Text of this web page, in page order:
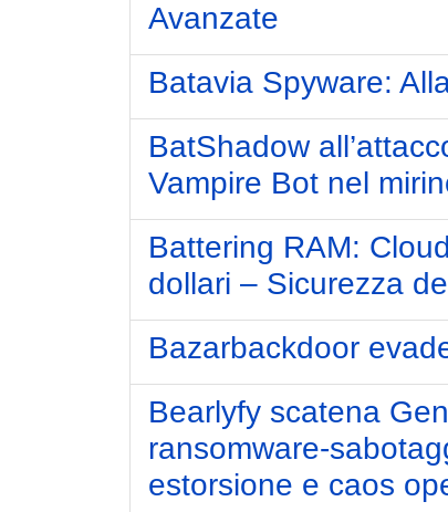
Avanzate
Batavia Spyware:
BatShadow
Vampire Bot nel
Battering RAM:
dollari – Sicurezza
Bazarbackdoor
Bearlyfy scatena
ransomware-
estorsione e caos